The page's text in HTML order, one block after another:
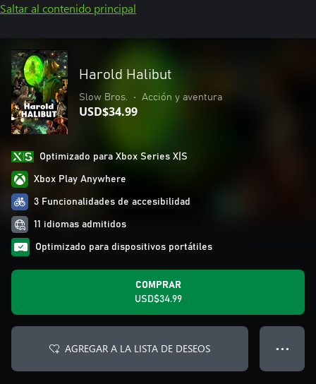
Saltar al contenido principal
Harold Halibut
Slow Bros. • Acción y aventura
USD$34.99
Optimizado para Xbox Series X|S
Xbox Play Anywhere
3 Funcionalidades de accesibilidad
11 idiomas admitidos
Optimizado para dispositivos portátiles
COMPRAR
USD$34.99
AGREGAR A LA LISTA DE DESEOS ● ● ●